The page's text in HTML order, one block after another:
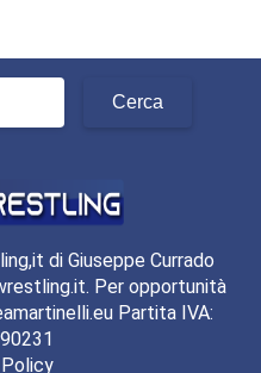
di Giuseppe Currado
Per opportunità
Partita IVA: